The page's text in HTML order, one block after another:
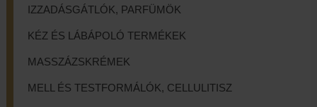
IZZADÁSGÁTLÓK, PARFÜMÖK
KÉZ ÉS LÁBÁPOLÓ TERMÉKEK
MASSZÁZSKRÉMEK
MELL ÉS TESTFORMÁLÓK, CELLULITISZ